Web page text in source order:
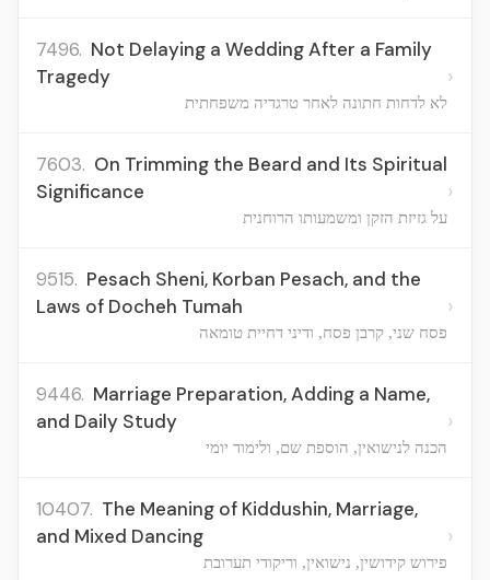
7496. Not Delaying a Wedding After a Family
Tragedy
לא לדחות חתונה לאחר טרגדיה משפחתית
›
7603. On Trimming the Beard and Its Spiritual
Significance
על גזיזת הזקן ומשמעותו הרוחנית
›
9515. Pesach Sheni, Korban Pesach, and the
Laws of Docheh Tumah
פסח שני, קרבן פסח, ודיני דחיית טומאה
›
9446. Marriage Preparation, Adding a Name,
and Daily Study
הכנה לנישואין, הוספת שם, ולימוד יומי
›
10407. The Meaning of Kiddushin, Marriage,
and Mixed Dancing
פירוש קידושין, נישואין, וריקודי תערובת
›